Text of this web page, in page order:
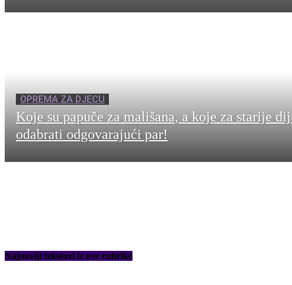
OPREMA ZA DJECU
Koje su papuče za mališana, a koje za starije
odabrati odgovarajući par!
Najnoviji tekstovi iz ove rubrike